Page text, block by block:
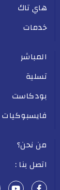
هاي تاك
خدمات
المباشر
تسلية
بودكاست
فايسبوكيات
من نحن؟
اتصل بنا :